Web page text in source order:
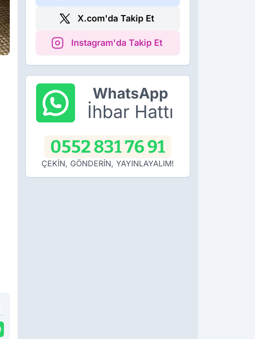
X.com'da Takip Et
Instagram'da Takip Et
WhatsApp
İhbar Hattı
0552 831 76 91
ÇEKİN, GÖNDERİN, YAYINLAYALIM!